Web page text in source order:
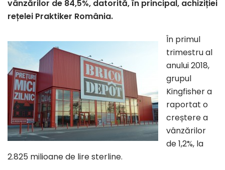
vânzărilor de 84,5%, datorită, în principal, achiziției
rețelei Praktiker România.
În primul
trimestru al
anului 2018,
grupul
Kingfisher a
raportat o
creștere a
vânzărilor
de 1,2%, la
2.825 milioane de lire sterline.